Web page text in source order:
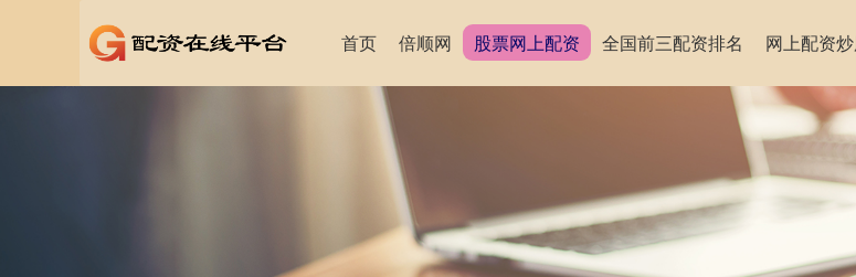
首页 倍顺网 股票网上配资 全国前三配资排名 网上配资